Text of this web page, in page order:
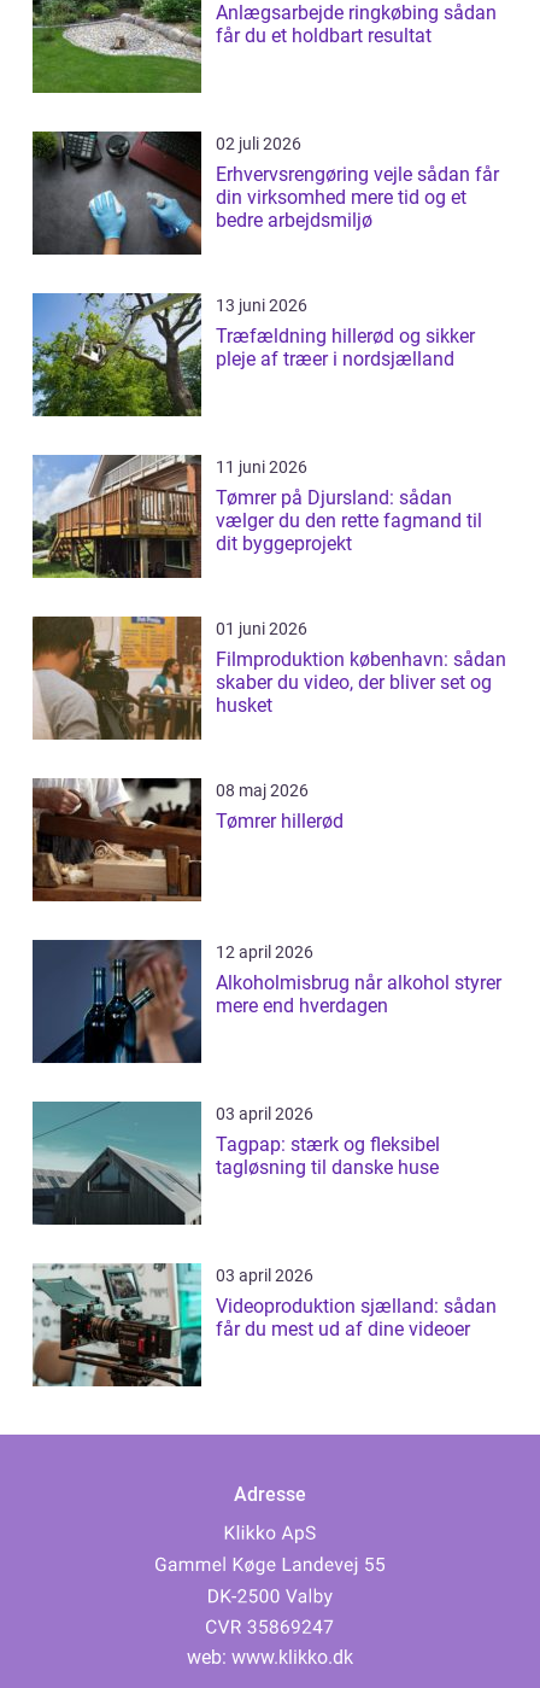
Anlægsarbejde ringkøbing sådan
får du et holdbart resultat
02 juli 2026
Erhvervsrengøring vejle sådan får
din virksomhed mere tid og et
bedre arbejdsmiljø
13 juni 2026
Træfældning hillerød og sikker
pleje af træer i nordsjælland
11 juni 2026
Tømrer på Djursland: sådan
vælger du den rette fagmand til
dit byggeprojekt
01 juni 2026
Filmproduktion københavn: sådan
skaber du video, der bliver set og
husket
08 maj 2026
Tømrer hillerød
12 april 2026
Alkoholmisbrug når alkohol styrer
mere end hverdagen
03 april 2026
Tagpap: stærk og fleksibel
tagløsning til danske huse
03 april 2026
Videoproduktion sjælland: sådan
får du mest ud af dine videoer
Adresse
web: www.klikko.dk